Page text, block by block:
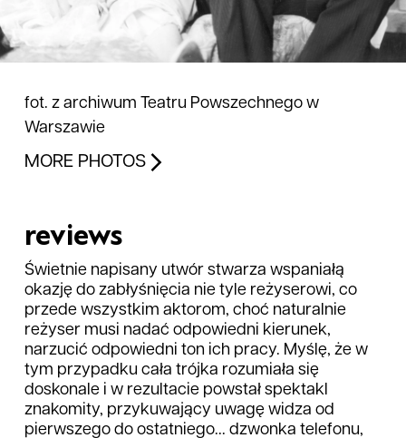
fot. z archiwum Teatru Powszechnego w
Warszawie
MORE PHOTOS
reviews
Świetnie napisany utwór stwarza wspaniałą
okazję do zabłyśnięcia nie tyle reżyserowi, co
przede wszystkim aktorom, choć naturalnie
reżyser musi nadać odpowiedni kierunek,
narzucić odpowiedni ton ich pracy. Myślę, że w
tym przypadku cała trójka rozumiała się
doskonale i w rezultacie powstał spektakl
znakomity, przykuwający uwagę widza od
pierwszego do ostatniego... dzwonka telefonu,